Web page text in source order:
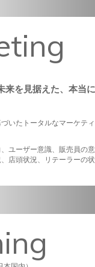
来を見据えた、本当
いたトータルなマーケテ
ユーザー意識、販売員の
店頭状況、リテーラーの状